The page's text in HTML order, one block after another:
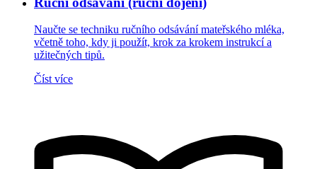
Naučte se techniku ručního odsávání mateřského mléka,
včetně toho, kdy ji použít, krok za krokem instrukcí a
užitečných tipů.
Číst více